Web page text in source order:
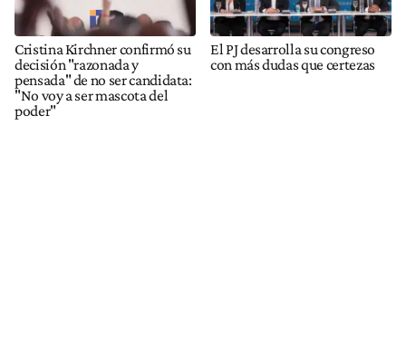
Cristina Kirchner confirmó su
decisión "razonada y
pensada" de no ser candidata:
"No voy a ser mascota del
poder"
El PJ desarrolla su congreso
con más dudas que certezas